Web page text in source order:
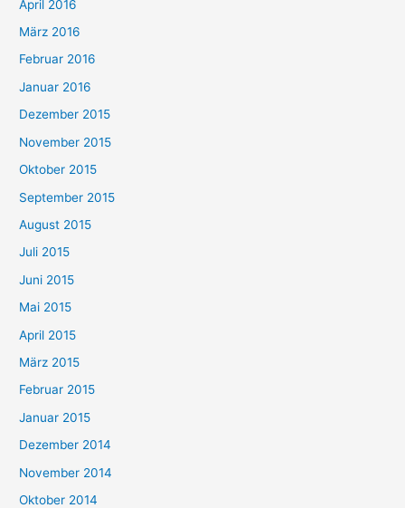
April 2016
März 2016
Februar 2016
Januar 2016
Dezember 2015
November 2015
Oktober 2015
September 2015
August 2015
Juli 2015
Juni 2015
Mai 2015
April 2015
März 2015
Februar 2015
Januar 2015
Dezember 2014
November 2014
Oktober 2014